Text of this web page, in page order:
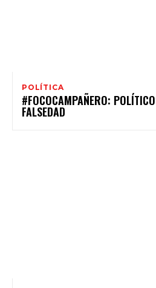
POLÍTICA
#FOCOCAMPAÑERO:
FALSEDAD